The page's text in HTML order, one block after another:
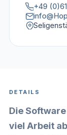
+49
DETAILS
Die
viel Arbeit ab